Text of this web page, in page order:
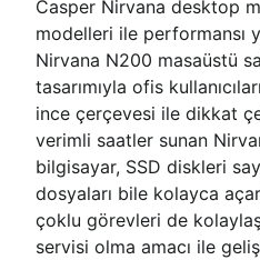
Casper Nirvana desktop
modelleri ile performansı
Nirvana N200 masaüstü
tasarımıyla ofis
ince çerçevesi ile dikkat
verimli saatler sunan
bilgisayar, SSD diskleri
dosyaları bile kolayca
çoklu görevleri de
servisi olma amacı ile